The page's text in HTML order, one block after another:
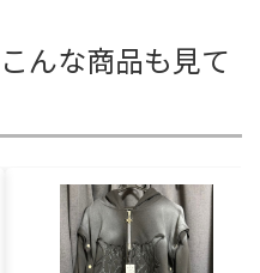
んな商品も見て